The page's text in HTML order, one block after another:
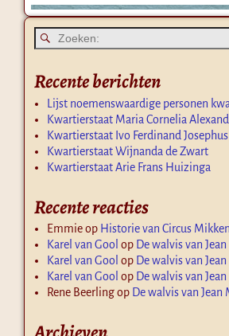
Recente berichten
Lijst noemenswaardige personen
Kwartierstaat Maria Cornelia
Kwartierstaat Ivo Ferdinand
Kwartierstaat Wijnanda de Zwart
Kwartierstaat Arie Frans Huizinga
Recente reacties
Emmieop Historie van Circus
Karel van Gool op De walvis van
Karel van Gool op De walvis van
Karel van Gool op De walvis van
Rene Beerlingop De walvis van Jean